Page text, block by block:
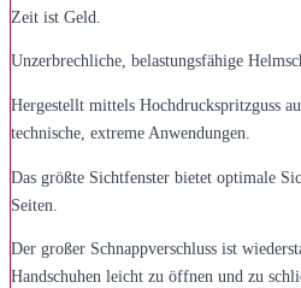
Zeit ist Geld.
Unzerbrechliche, belastungsfähige
Hergestellt mittels Hochdruckspritzguss
technische, extreme Anwendungen.
Das größte Sichtfenster bietet optimale
Seiten.
Der großer Schnappverschluss ist
Handschuhen leicht zu öffnen und zu